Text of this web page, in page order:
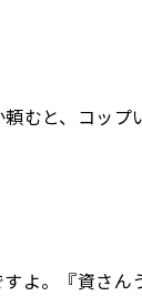
むと、コッ
よ。『資さ